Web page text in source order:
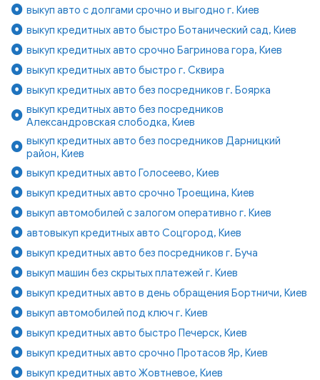
выкуп авто с долгами срочно и выгодно г. Киев
выкуп кредитных авто быстро Ботанический сад, Киев
выкуп кредитных авто срочно Багринова гора, Киев
выкуп кредитных авто быстро г. Сквира
выкуп кредитных авто без посредников г. Боярка
выкуп кредитных авто без посредников
Александровская слободка, Киев
выкуп кредитных авто без посредников Дарницкий
район, Киев
выкуп кредитных авто Голосеево, Киев
выкуп кредитных авто срочно Троещина, Киев
выкуп автомобилей с залогом оперативно г. Киев
автовыкуп кредитных авто Соцгород, Киев
выкуп кредитных авто без посредников г. Буча
выкуп машин без скрытых платежей г. Киев
выкуп кредитных авто в день обращения Бортничи, Киев
выкуп автомобилей под ключ г. Киев
выкуп кредитных авто быстро Печерск, Киев
выкуп кредитных авто срочно Протасов Яр, Киев
выкуп кредитных авто Жовтневое, Киев